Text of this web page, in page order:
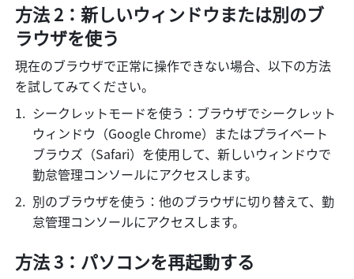
方法 2：新しいウィンドウまたは別のブ
ラウザを使う
現在のブラウザで正常に操作できない場合、以下の方法
を試してみてください。
シークレットモードを使う：ブラウザでシークレット
ウィンドウ（Google Chrome）またはプライベート
ブラウズ（Safari）を使用して、新しいウィンドウで
勤怠管理コンソールにアクセスします。
別のブラウザを使う：他のブラウザに切り替えて、勤
怠管理コンソールにアクセスします。
方法 3：パソコンを再起動する